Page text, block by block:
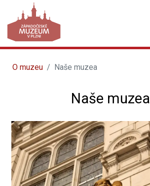
O muzeu Naše muzea
Naše muzea